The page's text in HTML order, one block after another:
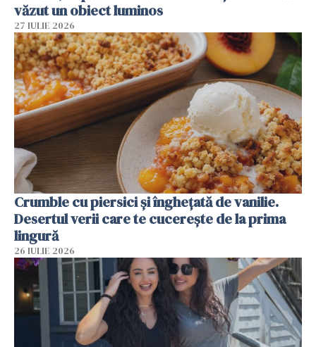
văzut un obiect luminos
27 IULIE 2026
Crumble cu piersici și înghețată de vanilie.
Desertul verii care te cucerește de la prima
lingură
26 IULIE 2026